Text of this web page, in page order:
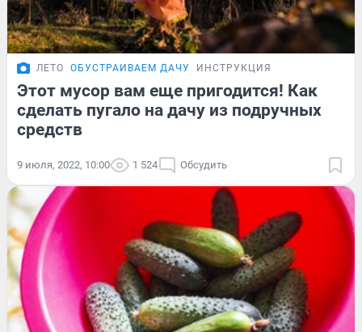
ЛЕТО ОБУСТРАИВАЕМ ДАЧУ ИНСТРУКЦИЯ
Этот мусор вам еще пригодится! Как
сделать пугало на дачу из подручных
средств
9 июля, 2022, 10:00 1 524 Обсудить